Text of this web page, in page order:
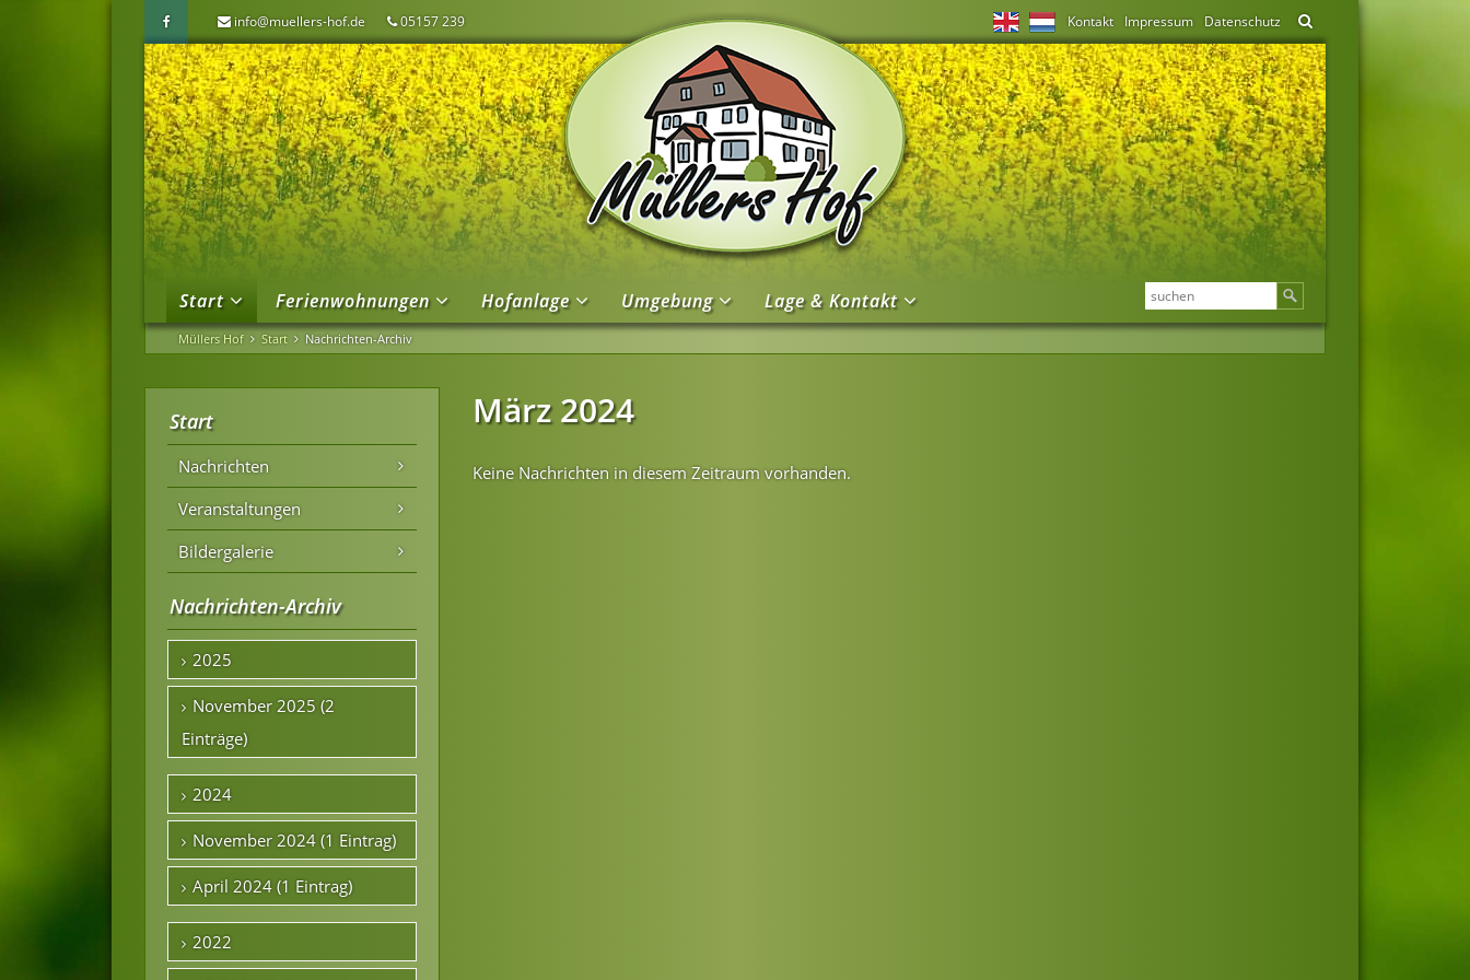
info@muellers-hof.de 05157 239 Kontakt Impressum Datenschutz
Start Ferienwohnungen Hofanlage Umgebung Lage & Kontakt
Müllers Hof Start Nachrichten-Archiv
März 2024
Keine Nachrichten in diesem Zeitraum vorhanden.
Start
Nachrichten
Veranstaltungen
Bildergalerie
Nachrichten-Archiv
2025
November 2025 (2
Einträge)
2024
November 2024 (1 Eintrag)
April 2024 (1 Eintrag)
2022